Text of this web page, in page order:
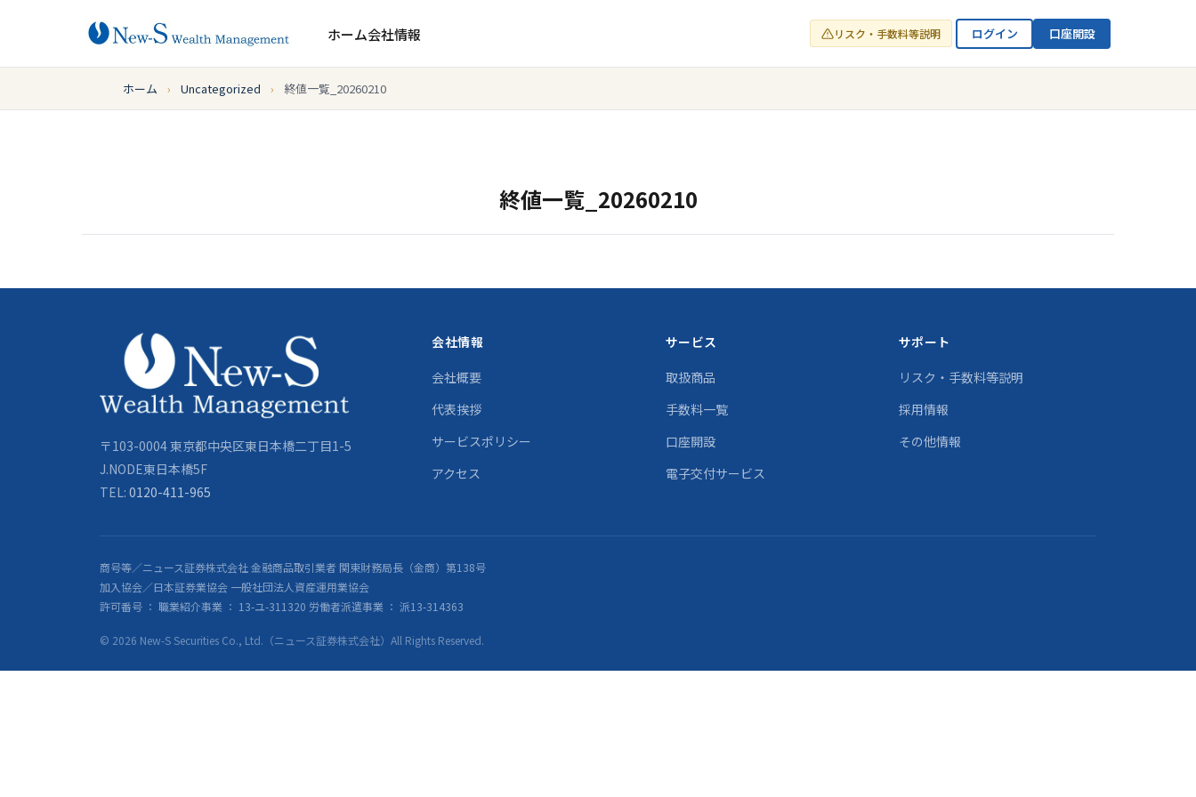
ホーム会社情報 リスク・手数料等説明 ログイン 口座開設
ホーム › Uncategorized › 終値一覧_20260210
終値一覧_20260210
〒103-0004 東京都中央区東日本橋二丁目1-5
J.NODE東日本橋5F
TEL: 0120-411-965
会社情報
会社概要
代表挨拶
サービスポリシー
アクセス
サービス
取扱商品
手数料一覧
口座開設
電子交付サービス
サポート
リスク・手数料等説明
採用情報
その他情報
商号等／ニュース証券株式会社 金融商品取引業者 関東財務局長（金商）第138号
加入協会／日本証券業協会 一般社団法人資産運用業協会
許可番号 ： 職業紹介事業 ： 13-ユ-311320 労働者派遣事業 ： 派13-314363
© 2026 New-S Securities Co., Ltd.（ニュース証券株式会社）All Rights Reserved.